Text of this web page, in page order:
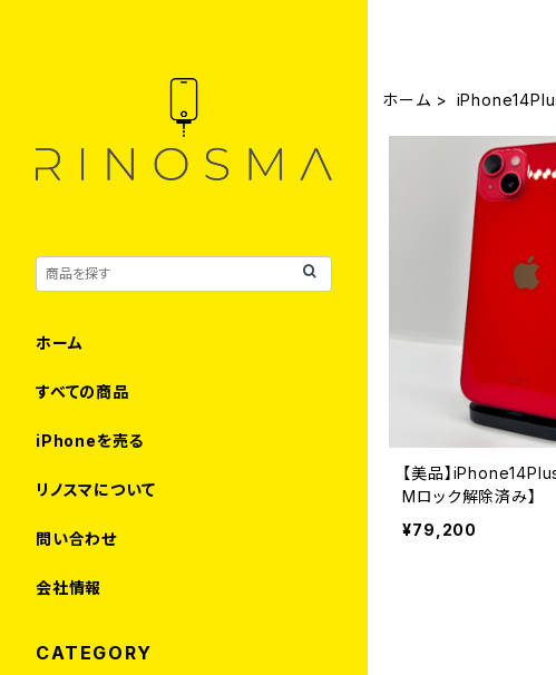
ホーム
【美品】
Mロック解除済み】
¥79,200
ホーム
すべての商品
iPhoneを売る
リノスマについて
問い合わせ
会社情報
CATEGORY